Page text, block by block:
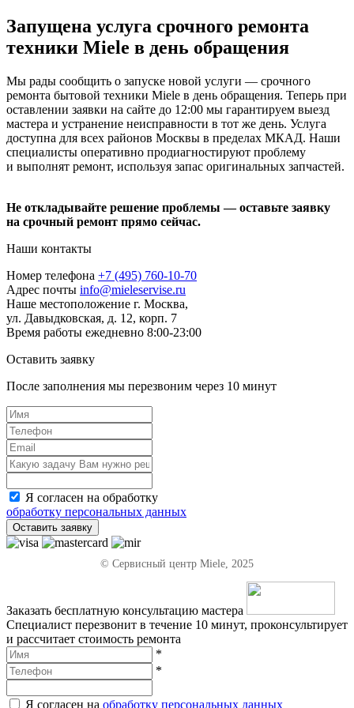
Запущена услуга срочного ремонта
техники Miele в день обращения
Мы рады сообщить о запуске новой услуги — срочного
ремонта бытовой техники Miele в день обращения. Теперь при
оставлении заявки на сайте до 12:00 мы гарантируем выезд
мастера и устранение неисправности в тот же день. Услуга
доступна для всех районов Москвы в пределах МКАД. Наши
специалисты оперативно продиагностируют проблему
и выполнят ремонт, используя запас оригинальных запчастей.
Не откладывайте решение проблемы — оставьте заявку
на срочный ремонт прямо сейчас.
Наши контакты
Номер телефона +7 (495) 760-10-70
Адрес почты info@mieleservise.ru
Наше местоположение г. Москва,
ул. Давыдковская, д. 12, корп. 7
Время работы eжедневно 8:00-23:00
Оставить заявку
После заполнения мы перезвоним через 10 минут
Я согласен на обработку
обработку персональных данных
Оставить заявку
© Сервисный центр Miele, 2025
Заказать бесплатную консультацию мастера
Специалист перезвонит в течение 10 минут, проконсультирует
и рассчитает стоимость ремонта
*
*
Я согласен на обработку персональных данных